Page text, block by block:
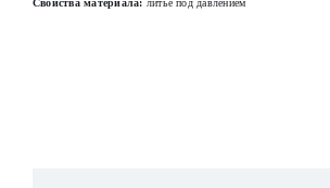
Свойства материала: литье под давлением